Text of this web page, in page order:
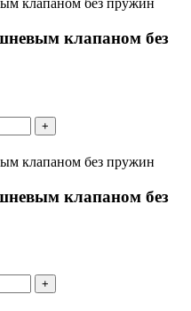
клапаном без
+
клапаном без
+